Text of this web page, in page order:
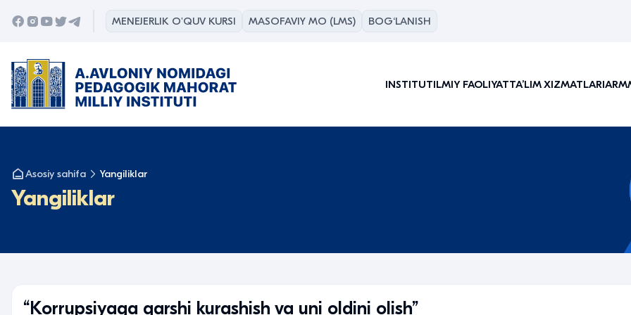
MENEJERLIK O'QUV KURSI MASOFAVIY MO (LMS) BOG‘LANISH
INSTITUTILMIY FAOLIYATTAʼLIM XIZMATLARIARM
Asosiy sahifa Yangiliklar
Yangiliklar
“Korrupsiyaga qarshi kurashish va uni oldini olish”